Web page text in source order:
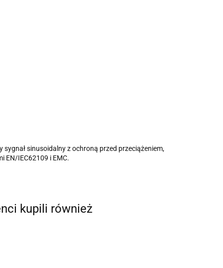
sygnał sinusoidalny z ochroną przed przeciążeniem,
EN/IEC62109 i EMC.
kupili również